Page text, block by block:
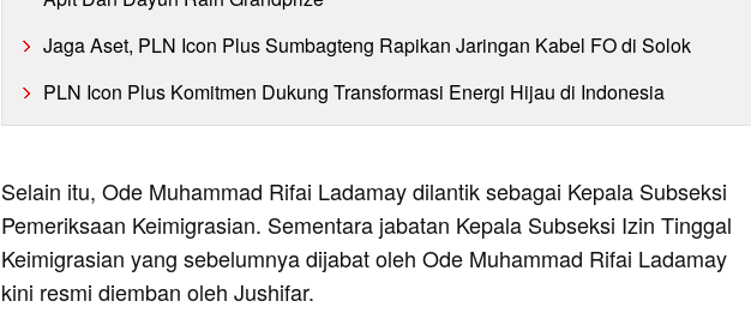
Jaga Aset, PLN Icon Plus Sumbagteng Rapikan Jaringan Kabel FO di Solok
PLN Icon Plus Komitmen Dukung Transformasi Energi Hijau di Indonesia
Selain itu, Ode Muhammad Rifai Ladamay dilantik sebagai Kepala Subseksi
Pemeriksaan Keimigrasian. Sementara jabatan Kepala Subseksi Izin Tinggal
Keimigrasian yang sebelumnya dijabat oleh Ode Muhammad Rifai Ladamay
kini resmi diemban oleh Jushifar.